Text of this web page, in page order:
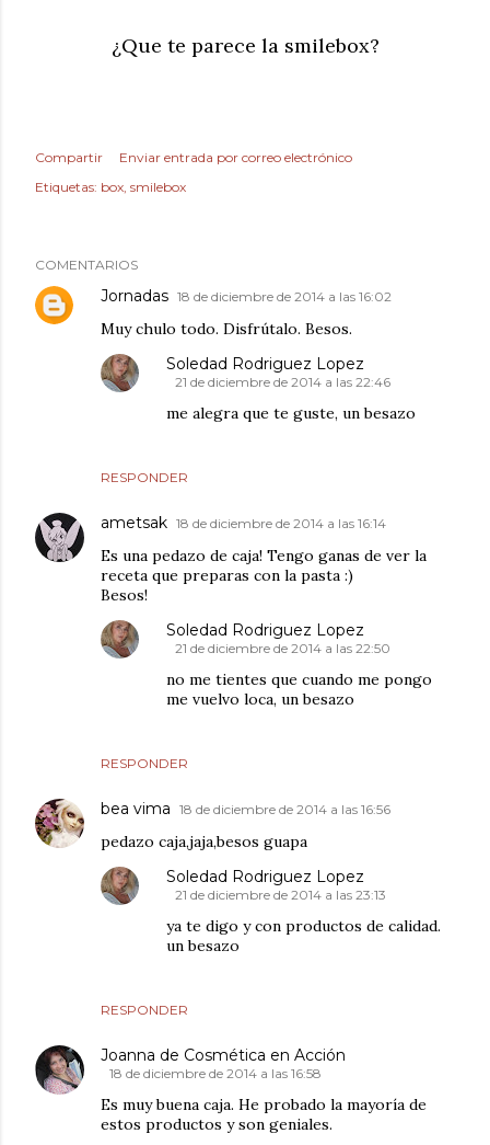
¿Que te parece la smilebox?
Compartir
Enviar entrada por correo electrónico
Etiquetas: box smilebox
COMENTARIOS
Jornadas 18 de diciembre de 2014 a las 16:02
Muy chulo todo. Disfrútalo. Besos.
RESPONDER
Soledad Rodriguez Lopez
21 de diciembre de 2014 a las 22:46
me alegra que te guste, un besazo
ametsak 18 de diciembre de 2014 a las 16:14
Es una pedazo de caja! Tengo ganas de ver la
receta que preparas con la pasta :)
Besos!
RESPONDER
Soledad Rodriguez Lopez
21 de diciembre de 2014 a las 22:50
no me tientes que cuando me pongo
me vuelvo loca, un besazo
bea vima 18 de diciembre de 2014 a las 16:56
pedazo caja,jaja,besos guapa
RESPONDER
Soledad Rodriguez Lopez
21 de diciembre de 2014 a las 23:13
ya te digo y con productos de calidad.
un besazo
Joanna de Cosmética en Acción
18 de diciembre de 2014 a las 16:58
Es muy buena caja. He probado la mayoría de
estos productos y son geniales.